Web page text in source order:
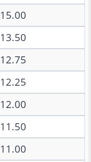
15.00
13.50
12.75
12.25
12.00
11.50
11.00